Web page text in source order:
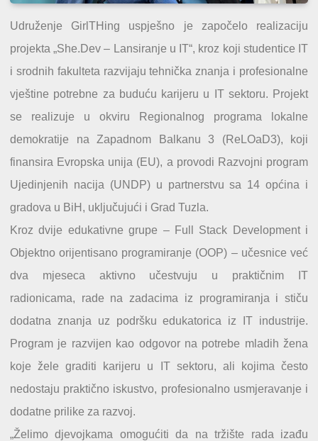
Udruženje GirlTHing uspješno je započelo realizaciju
projekta „She.Dev – Lansiranje u IT“, kroz koji studentice IT
i srodnih fakulteta razvijaju tehnička znanja i profesionalne
vještine potrebne za buduću karijeru u IT sektoru. Projekt
se realizuje u okviru Regionalnog programa lokalne
demokratije na Zapadnom Balkanu 3 (ReLOaD3), koji
finansira Evropska unija (EU), a provodi Razvojni program
Ujedinjenih nacija (UNDP) u partnerstvu sa 14 općina i
gradova u BiH, uključujući i Grad Tuzla.
Kroz dvije edukativne grupe – Full Stack Development i
Objektno orijentisano programiranje (OOP) – učesnice već
dva mjeseca aktivno učestvuju u praktičnim IT
radionicama, rade na zadacima iz programiranja i stiču
dodatna znanja uz podršku edukatorica iz IT industrije.
Program je razvijen kao odgovor na potrebe mladih žena
koje žele graditi karijeru u IT sektoru, ali kojima često
nedostaju praktično iskustvo, profesionalno usmjeravanje i
dodatne prilike za razvoj.
„Želimo djevojkama omogućiti da na tržište rada izađu